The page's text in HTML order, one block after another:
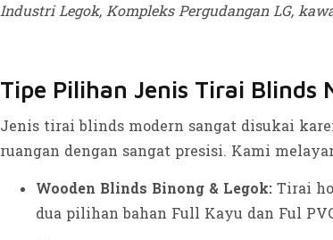
Industri Legok, Kompleks Pergudangan LG,
Tipe Pilihan Jenis Tirai Blinds
Jenis tirai blinds modern sangat disukai
ruangan dengan sangat presisi. Kami
Wooden Blinds Binong & Legok: Tirai
dua pilihan bahan Full Kayu dan Ful